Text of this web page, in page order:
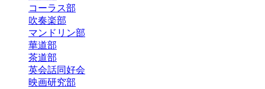
コーラス部
吹奏楽部
マンドリン部
華道部
茶道部
英会話同好会
映画研究部